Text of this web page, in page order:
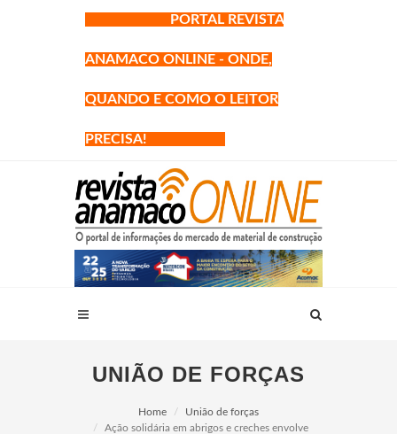
PORTAL REVISTA
ANAMACO ONLINE - ONDE,
QUANDO E COMO O LEITOR
PRECISA!
UNIÃO DE FORÇAS
Home
União de forças
Ação solidária em abrigos e creches envolve